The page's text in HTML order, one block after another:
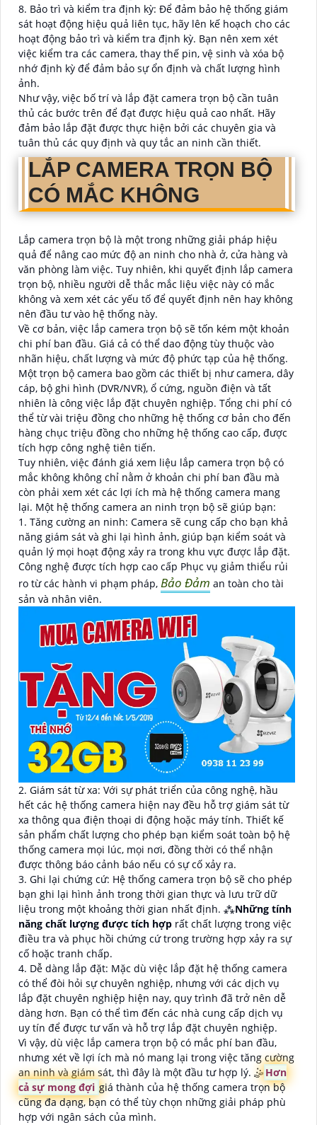
8. Bảo trì và kiểm tra định kỳ: Để đảm bảo hệ thống giám
sát hoạt động hiệu quả liên tục, hãy lên kế hoạch cho các
hoạt động bảo trì và kiểm tra định kỳ. Bạn nên xem xét
việc kiểm tra các camera, thay thế pin, vệ sinh và xóa bộ
nhớ định kỳ để đảm bảo sự ổn định và chất lượng hình
ảnh.
Như vậy, việc bố trí và lắp đặt camera trọn bộ cần tuân
thủ các bước trên để đạt được hiệu quả cao nhất. Hãy
đảm bảo lắp đặt được thực hiện bởi các chuyên gia và
tuân thủ các quy định và quy tắc an ninh cần thiết.
LẮP CAMERA TRỌN BỘ
CÓ MẮC KHÔNG
Lắp camera trọn bộ là một trong những giải pháp hiệu
quả để nâng cao mức độ an ninh cho nhà ở, cửa hàng và
văn phòng làm việc. Tuy nhiên, khi quyết định lắp camera
trọn bộ, nhiều người dễ thắc mắc liệu việc này có mắc
không và xem xét các yếu tố để quyết định nên hay không
nên đầu tư vào hệ thống này.
Về cơ bản, việc lắp camera trọn bộ sẽ tốn kém một khoản
chi phí ban đầu. Giá cả có thể dao động tùy thuộc vào
nhãn hiệu, chất lượng và mức độ phức tạp của hệ thống.
Một trọn bộ camera bao gồm các thiết bị như camera, dây
cáp, bộ ghi hình (DVR/NVR), ổ cứng, nguồn điện và tất
nhiên là công việc lắp đặt chuyên nghiệp. Tổng chi phí có
thể từ vài triệu đồng cho những hệ thống cơ bản cho đến
hàng chục triệu đồng cho những hệ thống cao cấp, được
tích hợp công nghệ tiên tiến.
Tuy nhiên, việc đánh giá xem liệu lắp camera trọn bộ có
mắc không không chỉ nằm ở khoản chi phí ban đầu mà
còn phải xem xét các lợi ích mà hệ thống camera mang
lại. Một hệ thống camera an ninh trọn bộ sẽ giúp bạn:
1. Tăng cường an ninh: Camera sẽ cung cấp cho bạn khả
năng giám sát và ghi lại hình ảnh, giúp bạn kiểm soát và
quản lý mọi hoạt động xảy ra trong khu vực được lắp đặt.
Công nghệ được tích hợp cao cấp Phục vụ giảm thiểu rủi
ro từ các hành vi phạm pháp, Bảo Đảm an toàn cho tài
sản và nhân viên.
2. Giám sát từ xa: Với sự phát triển của công nghệ, hầu
hết các hệ thống camera hiện nay đều hỗ trợ giám sát từ
xa thông qua điện thoại di động hoặc máy tính. Thiết kế
sản phẩm chất lượng cho phép bạn kiểm soát toàn bộ hệ
thống camera mọi lúc, mọi nơi, đồng thời có thể nhận
được thông báo cảnh báo nếu có sự cố xảy ra.
3. Ghi lại chứng cứ: Hệ thống camera trọn bộ sẽ cho phép
bạn ghi lại hình ảnh trong thời gian thực và lưu trữ dữ
liệu trong một khoảng thời gian nhất định. ⁂Những tính
năng chất lượng được tích hợp rất chất lượng trong việc
điều tra và phục hồi chứng cứ trong trường hợp xảy ra sự
cố hoặc tranh chấp.
4. Dễ dàng lắp đặt: Mặc dù việc lắp đặt hệ thống camera
có thể đòi hỏi sự chuyên nghiệp, nhưng với các dịch vụ
lắp đặt chuyên nghiệp hiện nay, quy trình đã trở nên dễ
dàng hơn. Bạn có thể tìm đến các nhà cung cấp dịch vụ
uy tín để được tư vấn và hỗ trợ lắp đặt chuyên nghiệp.
Vì vậy, dù việc lắp camera trọn bộ có mắc phí ban đầu,
nhưng xét về lợi ích mà nó mang lại trong việc tăng cường
an ninh và giám sát, thì đây là một đầu tư hợp lý. 🤹Hơn
cả sự mong đợi giá thành của hệ thống camera trọn bộ
cũng đa dạng, bạn có thể tùy chọn những giải pháp phù
hợp với ngân sách của mình.